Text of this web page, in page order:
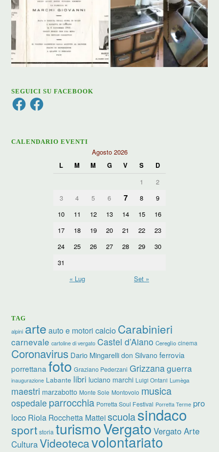
SEGUICI SU FACEBOOK
FacebookFacebook
CALENDARIO EVENTI
Agosto 2026
L
M M G V S
D
1
2
3
4 5 6 7 8
9
10
11 12 13 14 15
16
17
18 19 20 21 22
23
24
25 26 27 28 29
30
31
« Lug
Set »
TAG
alpini arte auto e motori calcio Carabinieri
carnevale cartoline di vergato Castel d’Aiano Cereglio cinema
Coronavirus Dario Mingarelli don Silvano ferrovia
porrettana foto Graziano Pederzani Grizzanaguerra
inaugurazione Labante libri luciano marchi Luigi Ontani Lumèga
maestri marzabotto Monte Sole Montovolo musica
ospedale parrocchia Porretta Soul Festival Porretta Terme pro
loco Riola Rocchetta Matteiscuolasindaco
sport storia turismoVergato Vergato Arte
CulturaVideotecavolontariato